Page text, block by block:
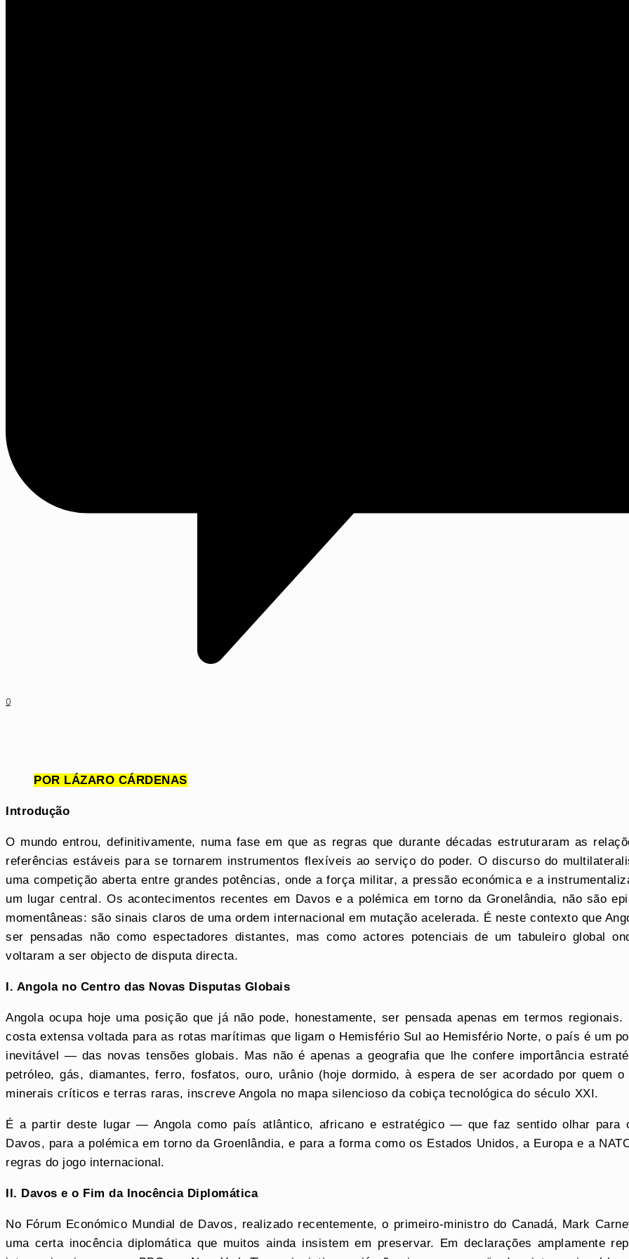
0
POR LÁZARO CÁRDENAS
Introdução
O mundo entrou, definitivamente, numa fase em que as regras que durante décadas estruturaram as
referências estáveis para se tornarem instrumentos flexíveis ao serviço do poder. O discurso do
uma competição aberta entre grandes potências, onde a força militar, a pressão económica e a
um lugar central. Os acontecimentos recentes em Davos e a polémica em torno da Gronelândia, não são
momentâneas: são sinais claros de uma ordem internacional em mutação acelerada. É neste contexto que
ser pensadas não como espectadores distantes, mas como actores potenciais de um tabuleiro global
voltaram a ser objecto de disputa directa.
I. Angola no Centro das Novas Disputas Globais
Angola ocupa hoje uma posição que já não pode, honestamente, ser pensada apenas em termos
costa extensa voltada para as rotas marítimas que ligam o Hemisfério Sul ao Hemisfério Norte, o país é um
inevitável — das novas tensões globais. Mas não é apenas a geografia que lhe confere importância
petróleo, gás, diamantes, ferro, fosfatos, ouro, urânio (hoje dormido, à espera de ser acordado por quem
minerais críticos e terras raras, inscreve Angola no mapa silencioso da cobiça tecnológica do século XXI.
É a partir deste lugar — Angola como país atlântico, africano e estratégico — que faz sentido olhar para
Davos, para a polémica em torno da Groenlândia, e para a forma como os Estados Unidos, a Europa e a
regras do jogo internacional.
II. Davos e o Fim da Inocência Diplomática
No Fórum Económico Mundial de Davos, realizado recentemente, o primeiro-ministro do Canadá, Mark
uma certa inocência diplomática que muitos ainda insistem em preservar. Em declarações amplamente